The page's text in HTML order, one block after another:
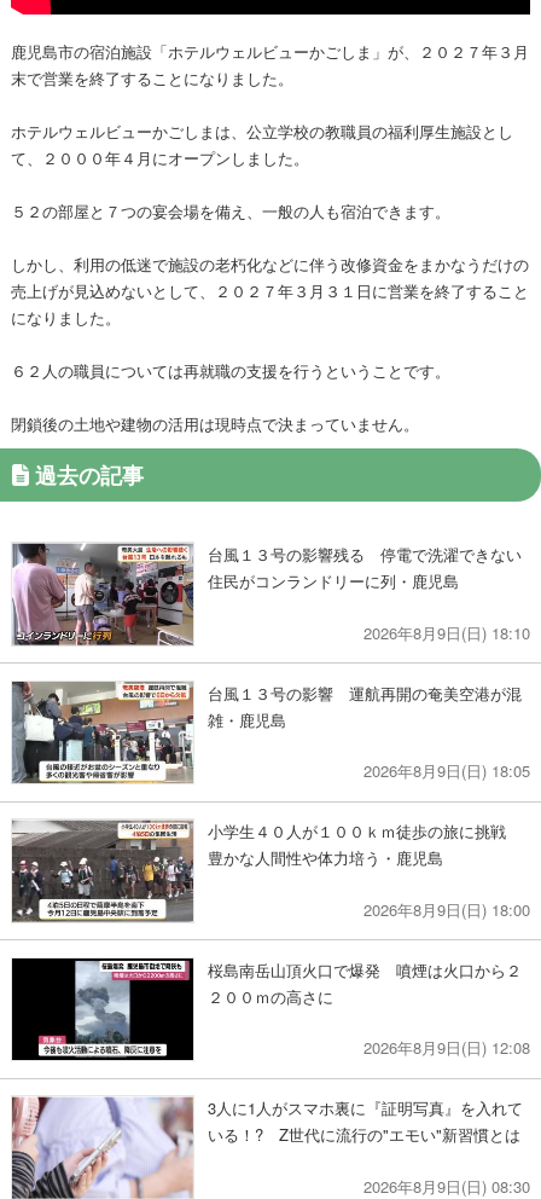
鹿児島市の宿泊施設「ホテルウェルビューかごしま」が、２０２７年３月
末で営業を終了することになりました。
ホテルウェルビューかごしまは、公立学校の教職員の福利厚生施設とし
て、２０００年４月にオープンしました。
５２の部屋と７つの宴会場を備え、一般の人も宿泊できます。
しかし、利用の低迷で施設の老朽化などに伴う改修資金をまかなうだけの
売上げが見込めないとして、２０２７年３月３１日に営業を終了すること
になりました。
６２人の職員については再就職の支援を行うということです。
閉鎖後の土地や建物の活用は現時点で決まっていません。
過去の記事
台風１３号の影響残る 停電で洗濯できない
住民がコンランドリーに列・鹿児島
2026年8月9日(日) 18:10
台風１３号の影響 運航再開の奄美空港が混
雑・鹿児島
2026年8月9日(日) 18:05
小学生４０人が１００ｋｍ徒歩の旅に挑戦
豊かな人間性や体力培う・鹿児島
2026年8月9日(日) 18:00
桜島南岳山頂火口で爆発 噴煙は火口から２
２００ｍの高さに
2026年8月9日(日) 12:08
3人に1人がスマホ裏に『証明写真』を入れて
いる！? Z世代に流行の"エモい"新習慣とは
2026年8月9日(日) 08:30